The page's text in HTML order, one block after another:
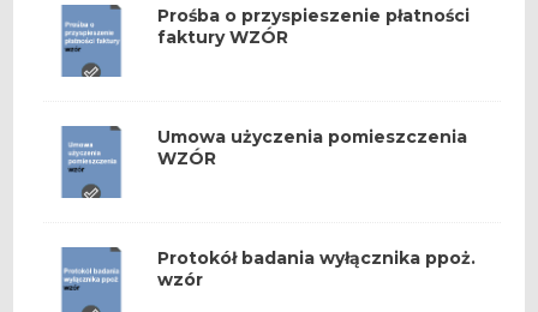
Prośba o przyspieszenie płatności
faktury WZÓR
Umowa użyczenia pomieszczenia
WZÓR
Protokół badania wyłącznika ppoż.
wzór